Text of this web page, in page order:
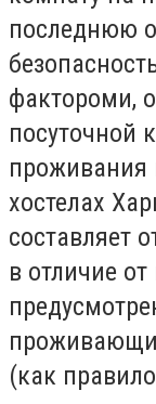
последнюю
фактороми,
посуточной
проживания
хостелах
составляет
в отличие
(как